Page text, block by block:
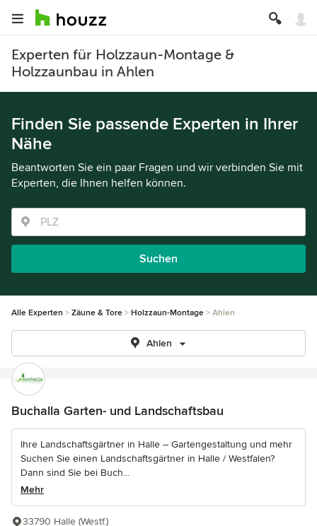
Experten für Holzzaun-Montage &
Holzzaunbau in Ahlen
Finden Sie passende Experten in Ihrer
Nähe
Beantworten Sie ein paar Fragen und wir verbinden Sie mit
Experten, die Ihnen helfen können.
Suchen
Alle Experten Zäune & Tore Holzzaun-Montage Ahlen
Ahlen
Buchalla Garten- und Landschaftsbau
Ihre Landschaftsgärtner in Halle – Gartengestaltung und mehr
Suchen Sie einen Landschaftsgärtner in Halle / Westfalen?
Dann sind Sie bei Buch...
Mehr
33790 Halle (Westf.)